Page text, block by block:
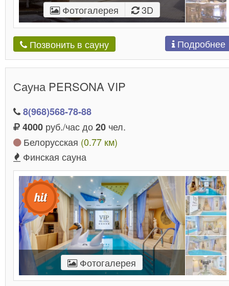
Фотогалерея 3D
Позвонить в сауну Подробнее
Сауна PERSONA VIP
8(968)568-78-88
4000 руб./час до20 чел.
Белорусская (0.77 км)
Финская сауна
Фотогалерея